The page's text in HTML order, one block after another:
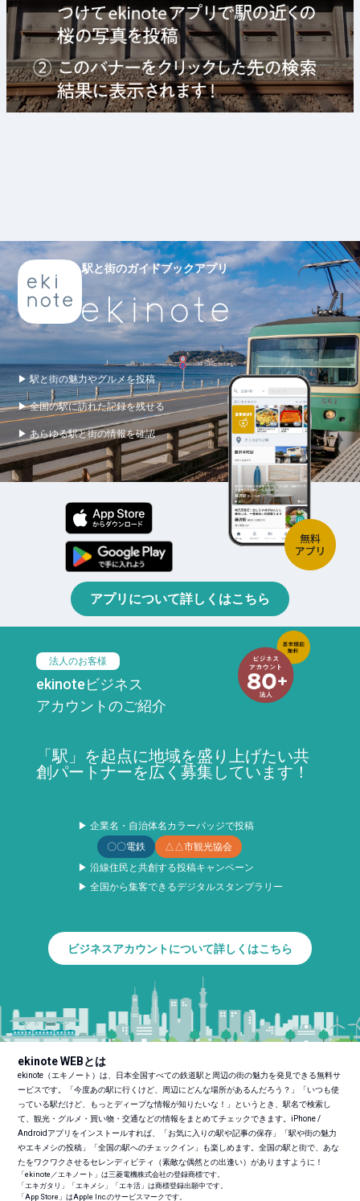
駅と街のガイドブックアプリ
▶ 駅と街の魅力やグルメを投稿
▶ 全国の駅に訪れた記録を残せる
▶ あらゆる駅と街の情報を確認
アプリについて詳しくはこちら
法人のお客様
ekinoteビジネス
アカウントのご紹介
「駅」を起点に地域を盛り上げたい共
創パートナーを広く募集しています！
▶ 企業名・自治体名カラーバッジで投稿
〇〇電鉄
△△市観光協会
▶ 沿線住民と共創する投稿キャンペーン
▶ 全国から集客できるデジタルスタンプラリー
ビジネスアカウントについて詳しくはこちら
ekinote WEBとは
ekinote（エキノート）は、日本全国すべての鉄道駅と周辺の街の魅力を発見できる無料サ
ービスです。「今度あの駅に行くけど、周辺にどんな場所があるんだろう？」「いつも使
っている駅だけど、もっとディープな情報が知りたいな！」というとき、駅名で検索し
て、観光・グルメ・買い物・交通などの情報をまとめてチェックできます。iPhone /
Androidアプリをインストールすれば、「お気に入りの駅や記事の保存」「駅や街の魅力
やエキメシの投稿」「全国の駅へのチェックイン」も楽しめます。全国の駅と街で、あな
たをワクワクさせるセレンディピティ（素敵な偶然との出逢い）がありますように！
「ekinote／エキノート」は三菱電機株式会社の登録商標です。
「エキガタリ」「エキメシ」「エキ活」は商標登録出願中です。
「App Store」はApple Inc.のサービスマークです。